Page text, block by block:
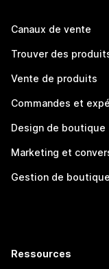
Canaux de vente
Trouver des
Vente de produits
Commandes et
Design de boutique
Marketing et
Gestion de boutique
Ressources